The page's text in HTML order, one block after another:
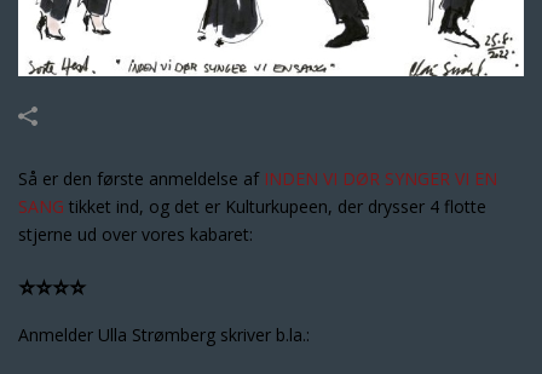
Så er den første anmeldelse af INDEN VI DØR SYNGER VI EN
SANG tikket ind, og det er Kulturkupeen, der drysser 4 flotte
stjerne ud over vores kabaret:
⭐️⭐️⭐️⭐️
Anmelder Ulla Strømberg skriver b.la.: